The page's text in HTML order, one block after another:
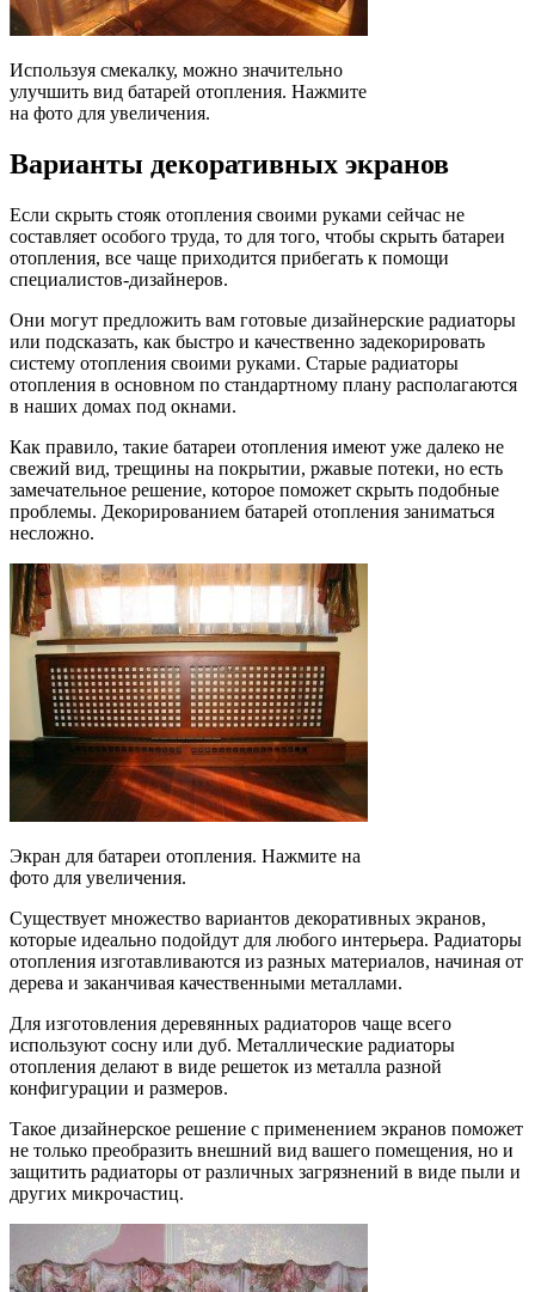
Используя смекалку, можно значительно
улучшить вид батарей отопления. Нажмите
на фото для увеличения.
Варианты декоративных экранов
Если скрыть стояк отопления своими руками сейчас не
составляет особого труда, то для того, чтобы скрыть батареи
отопления, все чаще приходится прибегать к помощи
специалистов-дизайнеров.
Они могут предложить вам готовые дизайнерские радиаторы
или подсказать, как быстро и качественно задекорировать
систему отопления своими руками. Старые радиаторы
отопления в основном по стандартному плану располагаются
в наших домах под окнами.
Как правило, такие батареи отопления имеют уже далеко не
свежий вид, трещины на покрытии, ржавые потеки, но есть
замечательное решение, которое поможет скрыть подобные
проблемы. Декорированием батарей отопления заниматься
несложно.
Экран для батареи отопления. Нажмите на
фото для увеличения.
Существует множество вариантов декоративных экранов,
которые идеально подойдут для любого интерьера. Радиаторы
отопления изготавливаются из разных материалов, начиная от
дерева и заканчивая качественными металлами.
Для изготовления деревянных радиаторов чаще всего
используют сосну или дуб. Металлические радиаторы
отопления делают в виде решеток из металла разной
конфигурации и размеров.
Такое дизайнерское решение с применением экранов поможет
не только преобразить внешний вид вашего помещения, но и
защитить радиаторы от различных загрязнений в виде пыли и
других микрочастиц.